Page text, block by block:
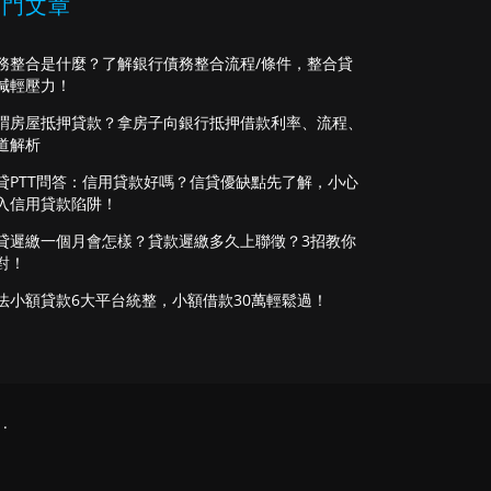
整合是什麼？了解銀行債務整合流程/條件，整合貸
輕壓力！
房屋抵押貸款？拿房子向銀行抵押借款利率、流程、
解析
PTT問答：信用貸款好嗎？信貸優缺點先了解，小心
信用貸款陷阱！
遲繳一個月會怎樣？貸款遲繳多久上聯徵？3招教你
！
小額貸款6大平台統整，小額借款30萬輕鬆過！